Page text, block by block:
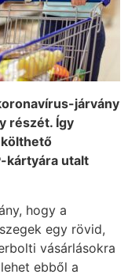
járvány
részét. Így
kártyára utalt
hogy a
egy rövid,
vásárlásokra
ebből a